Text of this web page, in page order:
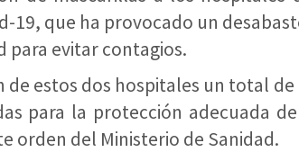
19, que ha provocado un
para evitar contagios.
estos dos hospitales un total
para la protección adecuada
orden del Ministerio de Sanidad.